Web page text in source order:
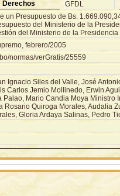
Derechos GFDL
un Presupuesto de Bs.
del Ministerio de la
del Ministerio de la Presidencia
febrero/2005
normas/verGratis/25559
Ignacio Siles del Valle, José
Carlos Jemio Mollinedo, Erwin
Mario Candia Moya Ministro
Rosario Quiroga Morales, Audalia
Gloria Ardaya Salinas, Pedro